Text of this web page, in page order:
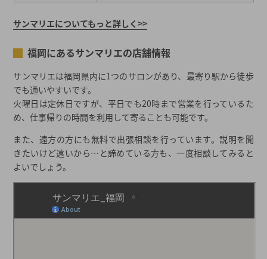
サンマリエについてもっと詳しく>>
福岡にあるサンマリエの店舗情報
サンマリエは福岡県内に1つのサロンがあり、最寄り駅から徒歩
でも通いやすいです。
火曜日は定休日ですが、平日でも20時まで営業を行っているた
め、仕事帰りの時間を利用して寄ることも可能です。
また、遠方の方にも無料で出張相談を行っています。説明を聞
きたいけど遠いから…と諦めている方も、一度相談してみると
よいでしょう。